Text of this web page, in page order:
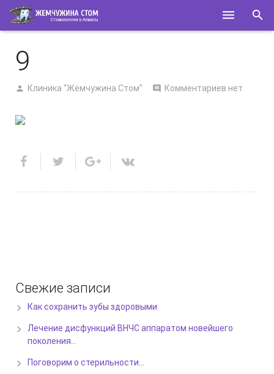
О НАС
КОНТАКТЫ
9
Клиника "Жемчужина Стом" Комментариев нет
Свежие записи
Как сохранить зубы здоровыми
Лечение дисфункций ВНЧС аппаратом новейшего
поколения…
Поговорим о стерильности…